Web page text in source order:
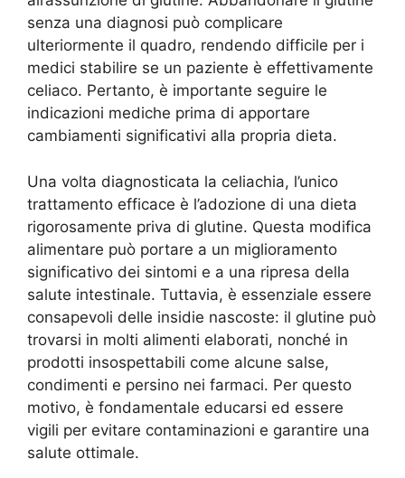
senza una diagnosi può complicare
ulteriormente il quadro, rendendo difficile per i
medici stabilire se un paziente è effettivamente
celiaco. Pertanto, è importante seguire le
indicazioni mediche prima di apportare
cambiamenti significativi alla propria dieta.
Una volta diagnosticata la celiachia, l’unico
trattamento efficace è l’adozione di una dieta
rigorosamente priva di glutine. Questa modifica
alimentare può portare a un miglioramento
significativo dei sintomi e a una ripresa della
salute intestinale. Tuttavia, è essenziale essere
consapevoli delle insidie nascoste: il glutine può
trovarsi in molti alimenti elaborati, nonché in
prodotti insospettabili come alcune salse,
condimenti e persino nei farmaci. Per questo
motivo, è fondamentale educarsi ed essere
vigili per evitare contaminazioni e garantire una
salute ottimale.